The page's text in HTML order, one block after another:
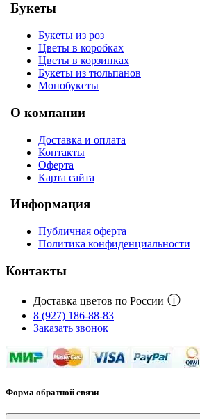
Букеты
Букеты из роз
Цветы в коробках
Цветы в корзинках
Букеты из тюльпанов
Монобукеты
О компании
Доставка и оплата
Контакты
Оферта
Карта сайта
Информация
Публичная оферта
Политика конфиденциальности
Контакты
Доставка цветов по России ⓘ
8 (927) 186-88-83
Заказать звонок
Форма обратной связи